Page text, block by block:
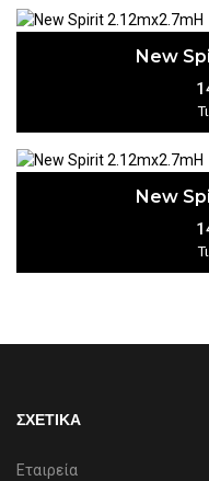
New
New
ΣΧΕΤΙΚΑ
Εταιρεία